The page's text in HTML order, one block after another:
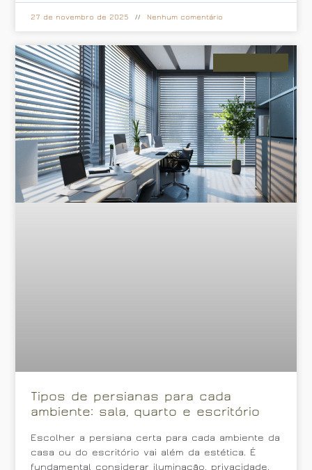
27 de novembro de 2025 Nenhum comentário
Tipos de persianas para cada
ambiente: sala, quarto e escritório
Escolher a persiana certa para cada ambiente da
casa ou do escritório vai além da estética. É
fundamental considerar iluminação, privacidade,